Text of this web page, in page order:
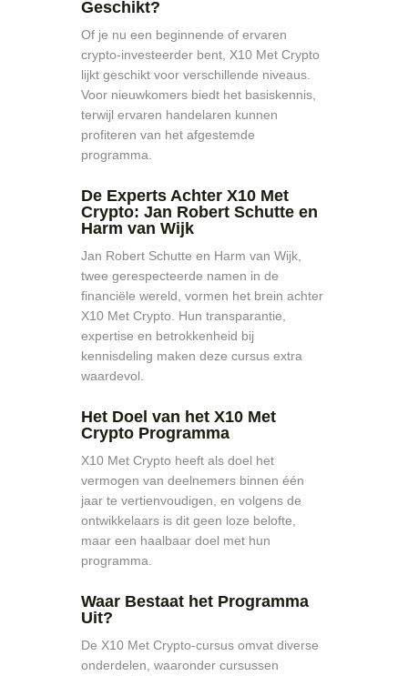
Geschikt?
Of je nu een beginnende of ervaren
crypto-investeerder bent, X10 Met Crypto
lijkt geschikt voor verschillende niveaus.
Voor nieuwkomers biedt het basiskennis,
terwijl ervaren handelaren kunnen
profiteren van het afgestemde
programma.
De Experts Achter X10 Met
Crypto: Jan Robert Schutte en
Harm van Wijk
Jan Robert Schutte en Harm van Wijk,
twee gerespecteerde namen in de
financiële wereld, vormen het brein achter
X10 Met Crypto. Hun transparantie,
expertise en betrokkenheid bij
kennisdeling maken deze cursus extra
waardevol.
Het Doel van het X10 Met
Crypto Programma
X10 Met Crypto heeft als doel het
vermogen van deelnemers binnen één
jaar te vertienvoudigen, en volgens de
ontwikkelaars is dit geen loze belofte,
maar een haalbaar doel met hun
programma.
Waar Bestaat het Programma
Uit?
De X10 Met Crypto-cursus omvat diverse
onderdelen, waaronder cursussen